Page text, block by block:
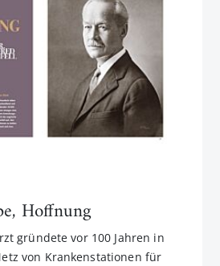
Hoffnung
gründete vor 100 Jahren in
von Krankenstationen für